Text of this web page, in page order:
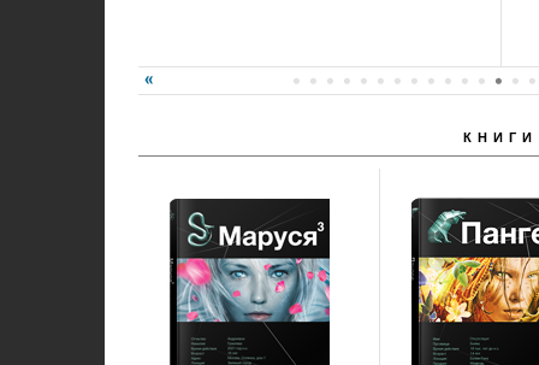
КНИГИ